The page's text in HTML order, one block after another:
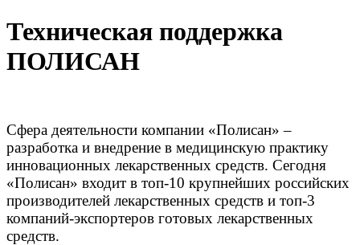
Техническая поддержка
ПОЛИСАН
Сфера деятельности компании «Полисан» –
разработка и внедрение в медицинскую практику
инновационных лекарственных средств. Сегодня
«Полисан» входит в топ-10 крупнейших российских
производителей лекарственных средств и топ-3
компаний-экспортeров готовых лекарственных
средств.